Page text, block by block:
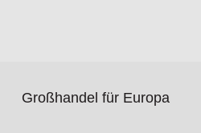
Großhandel für Europa